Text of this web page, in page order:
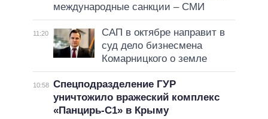
международные санкции – СМИ
11:20
САП в октябре направит в
суд дело бизнесмена
Комарницкого о земле
10:58 Спецподразделение ГУР
уничтожило вражеский комплекс
«Панцирь-С1» в Крыму